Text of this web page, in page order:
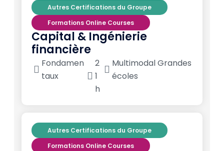
Autres Certifications du Groupe
Formations Online Courses
Capital & Ingénierie
financière
Fondamen
taux
2
1
h
Multimodal Grandes
écoles
Autres Certifications du Groupe
Formations Online Courses